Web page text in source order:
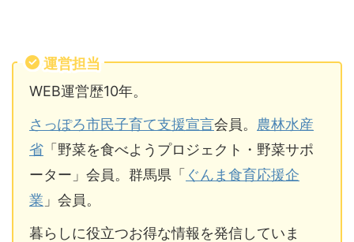
運営担当
WEB運営歴10年。
さっぽろ市民子育て支援宣言会員。 農林水産
省 「野菜を食べようプロジェクト・野菜サポ
ーター」会員。群馬県「 ぐんま食育応援企
業 」会員。
暮らしに役立つお得な情報を発信していま